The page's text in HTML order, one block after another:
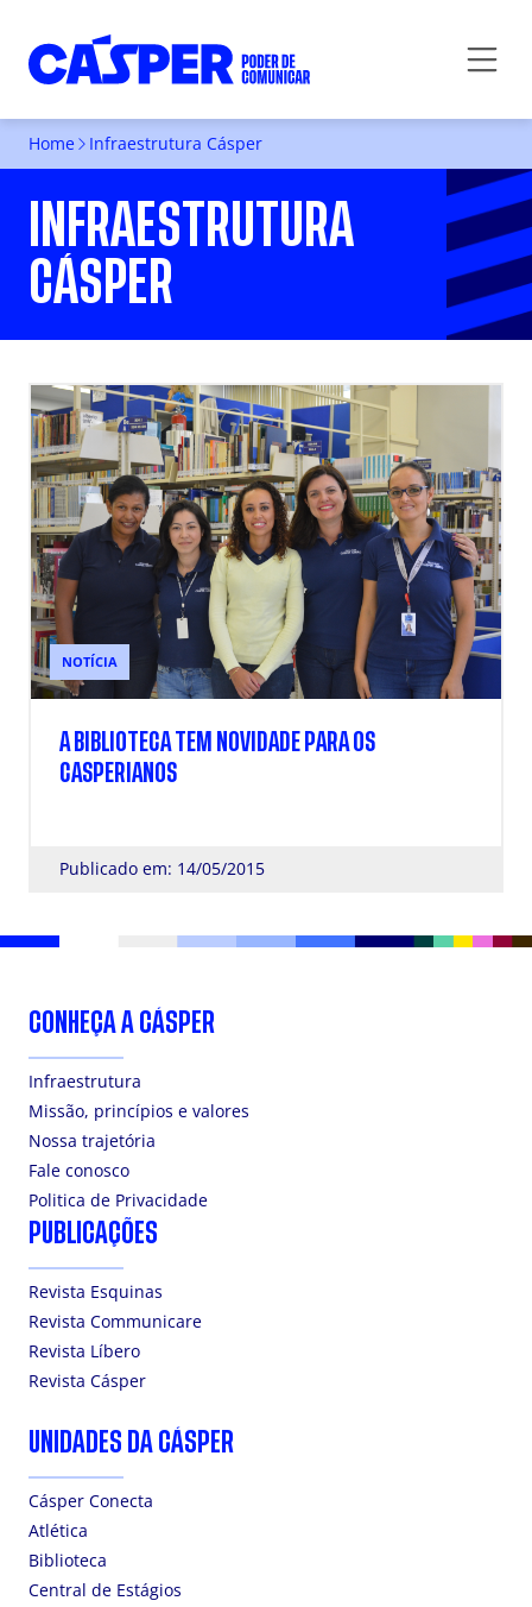
Home Infraestrutura Cásper
INFRAESTRUTURA
CÁSPER
NOTÍCIA
A BIBLIOTECA TEM NOVIDADE PARA OS
CASPERIANOS
Publicado em: 14/05/2015
CONHEÇA A CÁSPER
Infraestrutura
Missão, princípios e valores
Nossa trajetória
Fale conosco
Politica de Privacidade
PUBLICAÇÕES
Revista Esquinas
Revista Communicare
Revista Líbero
Revista Cásper
UNIDADES DA CÁSPER
Cásper Conecta
Atlética
Biblioteca
Central de Estágios